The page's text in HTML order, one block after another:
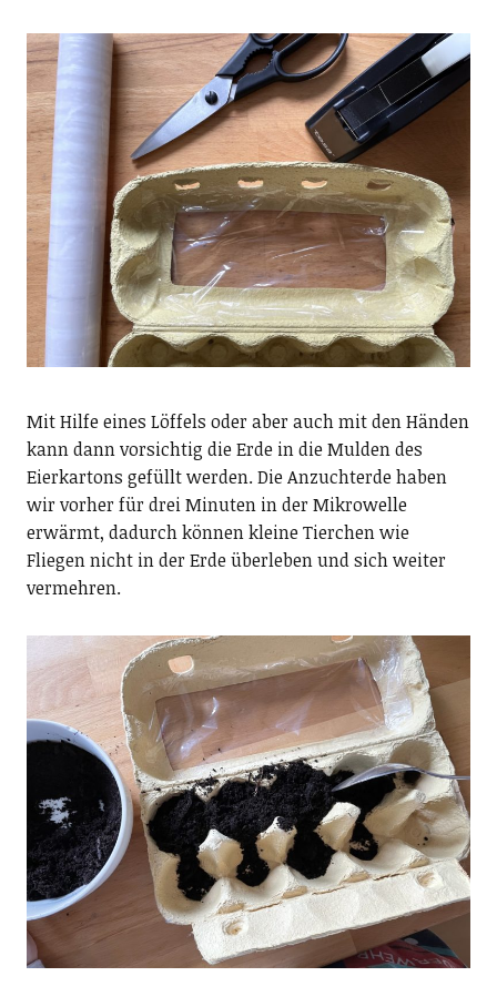
Mit Hilfe eines Löffels oder aber auch mit den Händen
kann dann vorsichtig die Erde in die Mulden des
Eierkartons gefüllt werden. Die Anzuchterde haben
wir vorher für drei Minuten in der Mikrowelle
erwärmt, dadurch können kleine Tierchen wie
Fliegen nicht in der Erde überleben und sich weiter
vermehren.